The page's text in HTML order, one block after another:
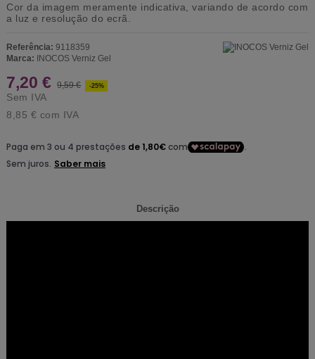
Cor da imagem meramente indicativa, variando de acordo com
a luz e resolução do ecrã.
Referência: 9118359
Marca: INOCOS Verniz Gel
7,20 € 9,59 € -25%
Sem IVA
8,85 € com IVA
Descrição